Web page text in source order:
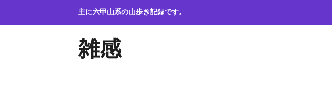
主に六甲山系の山歩き記録です。
雑感